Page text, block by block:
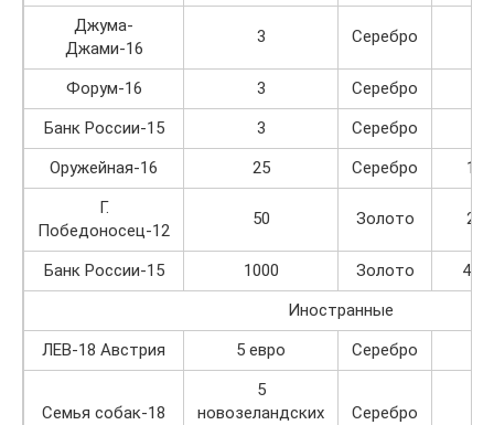
Джума-
Джами-16
3 Серебро
Форум-16 3 Серебро
Банк России-15
3 Серебро
Оружейная-16
25 Серебро
Г.
Победоносец-12
50 Золото
Банк России-15 1000 Золото
Иностранные
ЛЕВ-18 Австрия
5 евро Серебро
Семья собак-18
5
новозеландских
Серебро